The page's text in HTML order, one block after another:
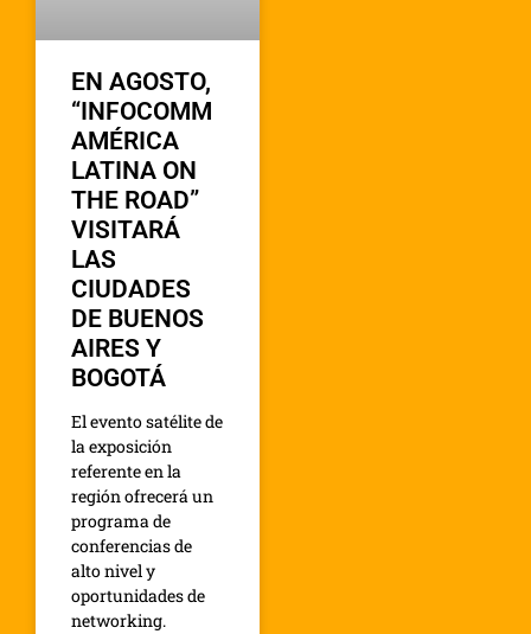
EN AGOSTO,
“INFOCOMM
AMÉRICA
LATINA ON
THE ROAD”
VISITARÁ
LAS
CIUDADES
DE BUENOS
AIRES Y
BOGOTÁ
El evento satélite de
la exposición
referente en la
región ofrecerá un
programa de
conferencias de
alto nivel y
oportunidades de
networking.